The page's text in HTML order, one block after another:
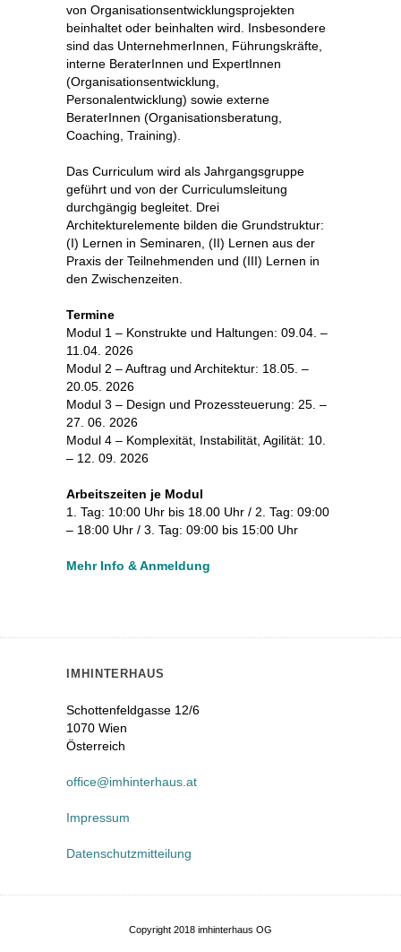
von Organisationsentwicklungsprojekten
beinhaltet oder beinhalten wird. Insbesondere
sind das UnternehmerInnen, Führungskräfte,
interne BeraterInnen und ExpertInnen
(Organisationsentwicklung,
Personalentwicklung) sowie externe
BeraterInnen (Organisationsberatung,
Coaching, Training).
Das Curriculum wird als Jahrgangsgruppe
geführt und von der Curriculumsleitung
durchgängig begleitet. Drei
Architekturelemente bilden die Grundstruktur:
(I) Lernen in Seminaren, (II) Lernen aus der
Praxis der Teilnehmenden und (III) Lernen in
den Zwischenzeiten.
Termine
Modul 1 – Konstrukte und Haltungen: 09.04. –
11.04. 2026
Modul 2 – Auftrag und Architektur: 18.05. –
20.05. 2026
Modul 3 – Design und Prozessteuerung: 25. –
27. 06. 2026
Modul 4 – Komplexität, Instabilität, Agilität: 10.
– 12. 09. 2026
Arbeitszeiten je Modul
1. Tag: 10:00 Uhr bis 18.00 Uhr / 2. Tag: 09:00
– 18:00 Uhr / 3. Tag: 09:00 bis 15:00 Uhr
Mehr Info & Anmeldung
IMHINTERHAUS
Schottenfeldgasse 12/6
1070 Wien
Österreich
office@imhinterhaus.at
Impressum
Datenschutzmitteilung
Copyright 2018 imhinterhaus OG